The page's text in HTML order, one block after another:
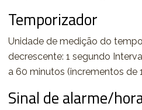
Temporizador
Unidade de medição do
decrescente: 1 segundo
a 60 minutos (incrementos de
Sinal de alarme/